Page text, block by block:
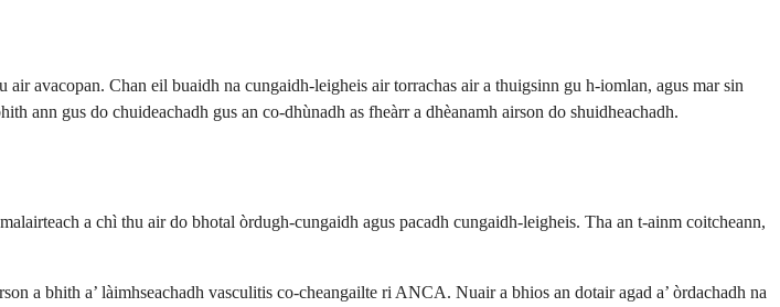
avacopan. Chan eil buaidh na cungaidh-leigheis air torrachas air a thuigsinn gu h-iomlan, agus mar sin
ann gus do chuideachadh gus an co-dhùnadh as fheàrr a dhèanamh airson do shuidheachadh.
a chì thu air do bhotal òrdugh-cungaidh agus pacadh cungaidh-leigheis. Tha an t-ainm coitcheann,
a bhith a’ làimhseachadh vasculitis co-cheangailte ri ANCA. Nuair a bhios an dotair agad a’ òrdachadh na